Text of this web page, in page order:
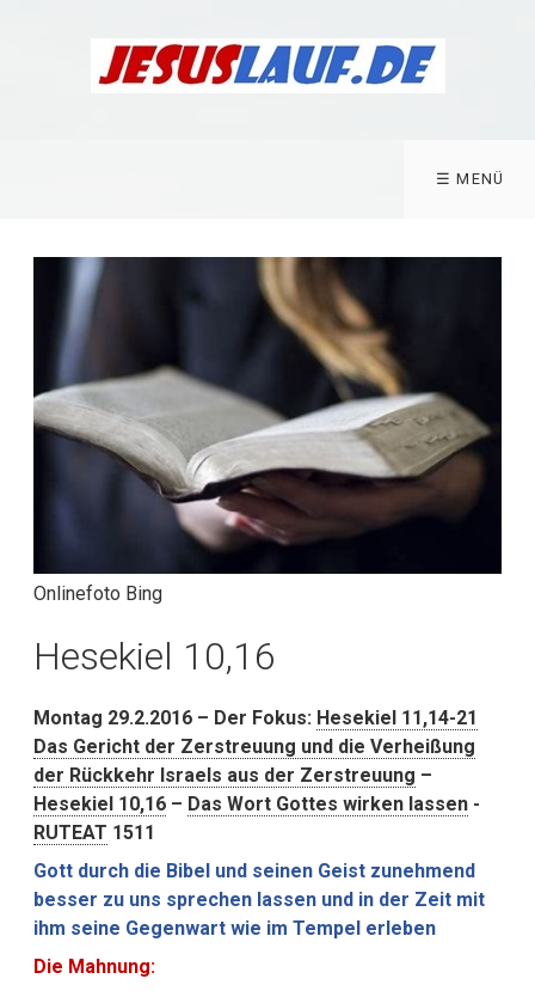
☰ MENÜ
Onlinefoto Bing
Hesekiel 10,16
Montag 29.2.2016 – Der Fokus: Hesekiel 11,14-21
Das Gericht der Zerstreuung und dieVerheißung
der Rückkehr Israels aus der Zerstreuung –
Hesekiel 10,16 – Das Wort Gottes wirken lassen -
RUTEAT 1511
Gott durch die Bibel und seinen Geist zunehmend
besser zu uns sprechen lassen und in der Zeit mit
ihm seine Gegenwart wie im Tempel erleben
Die Mahnung: